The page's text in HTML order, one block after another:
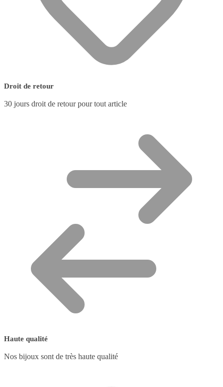
Droit de retour
30 jours droit de retour pour tout article
Haute qualité
Nos bijoux sont de très haute qualité